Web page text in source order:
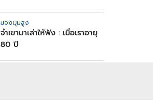
มองมุมสูง
จำเขามาเล่าให้ฟัง : เมื่อเราอายุ
80 ปี